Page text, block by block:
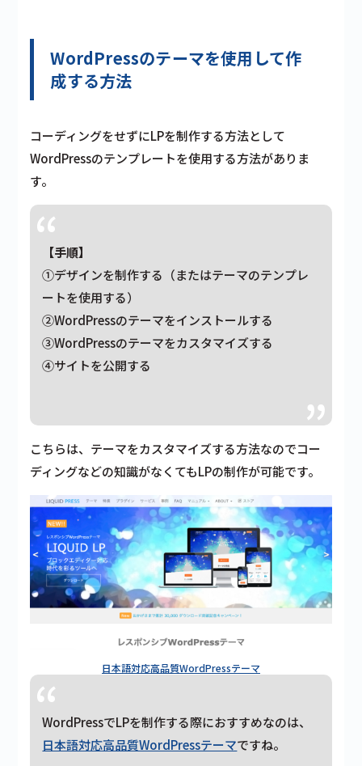
WordPressのテーマを使用して作
成する方法
コーディングをせずにLPを制作する方法として
WordPressのテンプレートを使用する方法がありま
す。
【手順】
①デザインを制作する（またはテーマのテンプレ
ートを使用する）
②WordPressのテーマをインストールする
③WordPressのテーマをカスタマイズする
④サイトを公開する
こちらは、テーマをカスタマイズする方法なのでコー
ディングなどの知識がなくてもLPの制作が可能です。
日本語対応高品質WordPressテーマ
WordPressでLPを制作する際におすすめなのは、
日本語対応高品質WordPressテーマですね。